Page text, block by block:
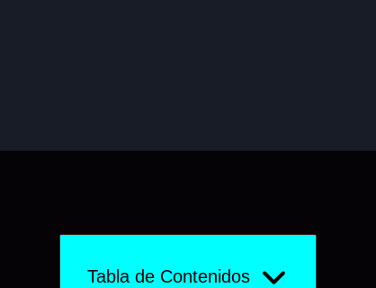
Tabla de Contenidos